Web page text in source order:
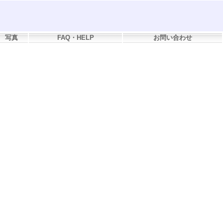
写真 FAQ・HELP お問い合わせ